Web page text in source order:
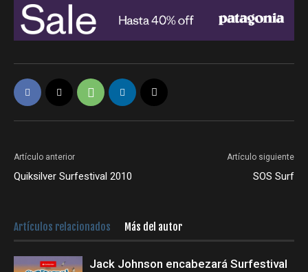
Artículo anterior
Quiksilver Surfestival 2010
Artículo siguiente
SOS Surf
Artículos relacionados Más del autor
Jack Johnson encabezará Surfestival